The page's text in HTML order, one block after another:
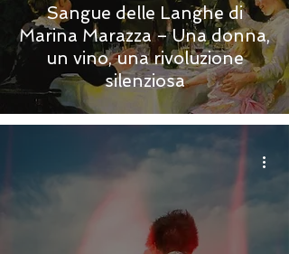
Sangue delle Langhe di
Marina Marazza – Una donna,
un vino, una rivoluzione
silenziosa